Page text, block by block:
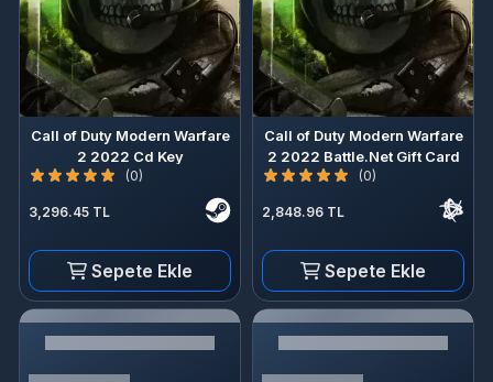
Call of Duty Modern Warfare
2 2022 Cd Key
(0)
3,296.45 TL
Sepete Ekle
Call of Duty Modern Warfare
2 2022 Battle.Net Gift Card
(0)
2,848.96 TL
Sepete Ekle